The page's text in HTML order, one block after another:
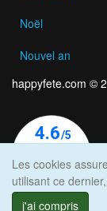
Noël
Nouvel an
happyfete.com ©
Les cookies
utilisant ce
j'ai compris